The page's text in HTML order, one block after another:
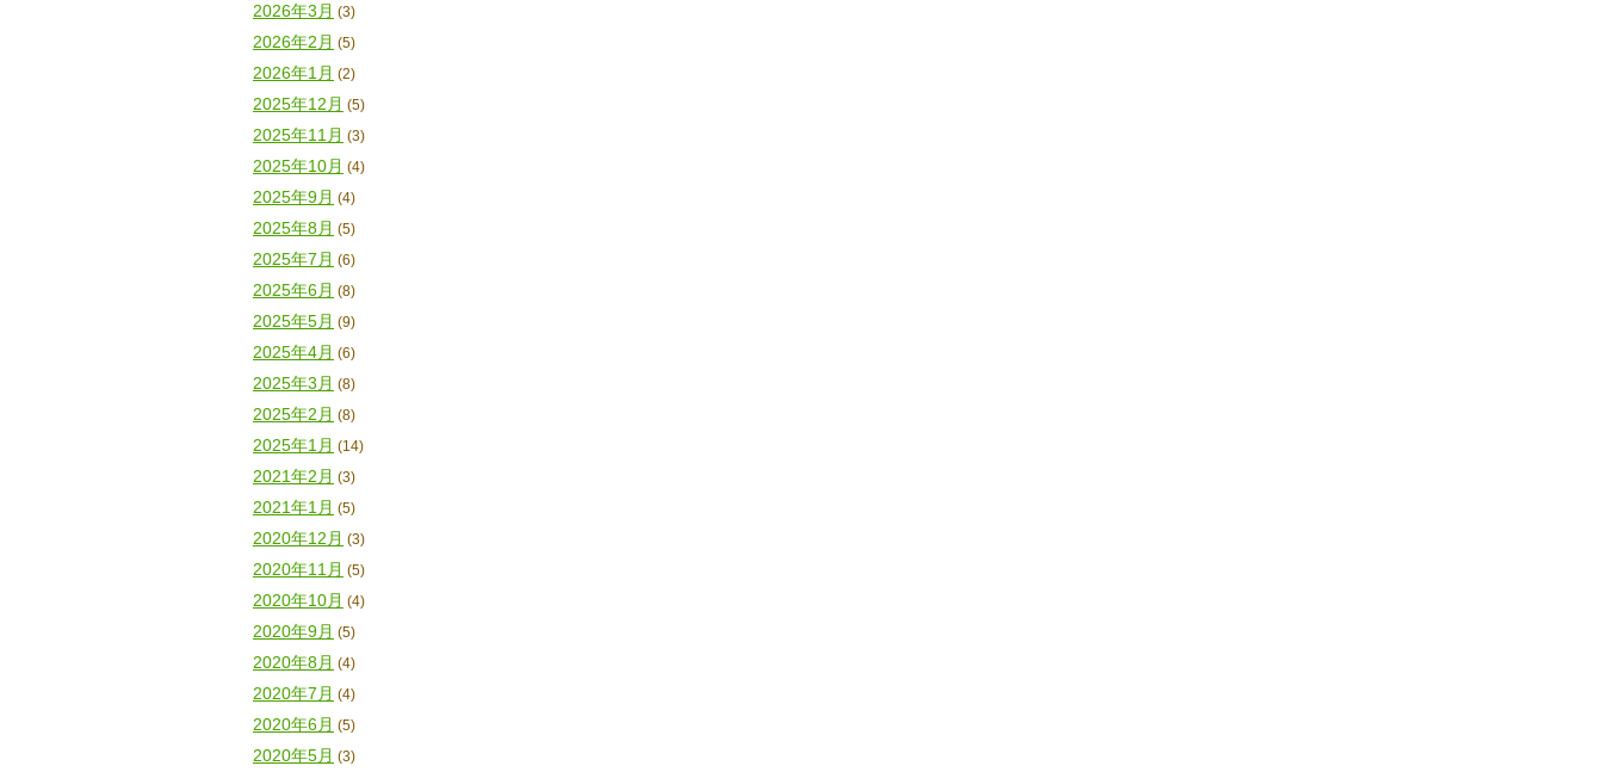
2026年3月 (3)
2026年2月 (5)
2026年1月 (2)
2025年12月 (5)
2025年11月 (3)
2025年10月 (4)
2025年9月 (4)
2025年8月 (5)
2025年7月 (6)
2025年6月 (8)
2025年5月 (9)
2025年4月 (6)
2025年3月 (8)
2025年2月 (8)
2025年1月 (14)
2021年2月 (3)
2021年1月 (5)
2020年12月 (3)
2020年11月 (5)
2020年10月 (4)
2020年9月 (5)
2020年8月 (4)
2020年7月 (4)
2020年6月 (5)
2020年5月 (3)